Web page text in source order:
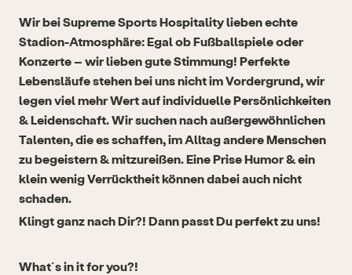
Wir bei Supreme Sports Hospitality lieben echte
Stadion-Atmosphäre: Egal ob Fußballspiele oder
Konzerte – wir lieben gute Stimmung! Perfekte
Lebensläufe stehen bei uns nicht im Vordergrund, wir
legen viel mehr Wert auf individuelle Persönlichkeiten
& Leidenschaft. Wir suchen nach außergewöhnlichen
Talenten, die es schaffen, im Alltag andere Menschen
zu begeistern & mitzureißen. Eine Prise Humor & ein
klein wenig Verrücktheit können dabei auch nicht
schaden.
Klingt ganz nach Dir?! Dann passt Du perfekt zu uns!
What´s in it for you?!